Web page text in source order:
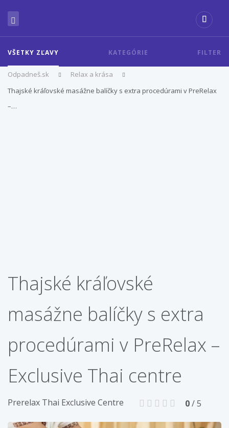
VŠETKY ZĽAVY KATEGÓRIE FILTER
Odpadneš.sk
Relax a krása
Thajské kráľovské masážne balíčky s extra procedúrami v PreRelax
–…
Thajské kráľovské
masážne balíčky s extra
procedúrami v PreRelax –
Exclusive Thai centre
Prerelax Thai Exclusive Centre 0/ 5